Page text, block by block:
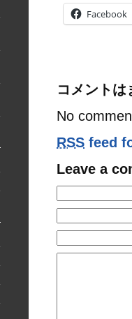
Facebook
コメントは
No
RSS feed
Leave a